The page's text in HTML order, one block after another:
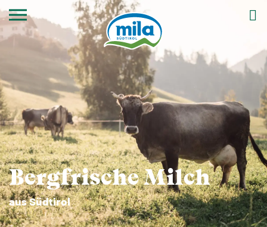
Bergfrische Milch
aus Südtirol